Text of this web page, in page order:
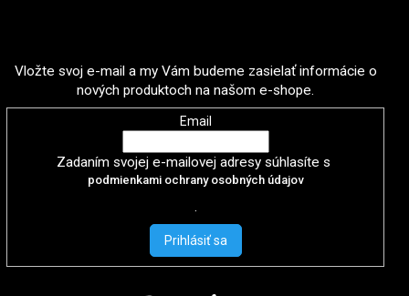
Vložte svoj e-mail a my Vám budeme zasielať informácie o
nových produktoch na našom e-shope.
Email
Zadaním svojej e-mailovej adresy súhlasíte s
podmienkami ochrany osobných údajov
.
Prihlásiť sa